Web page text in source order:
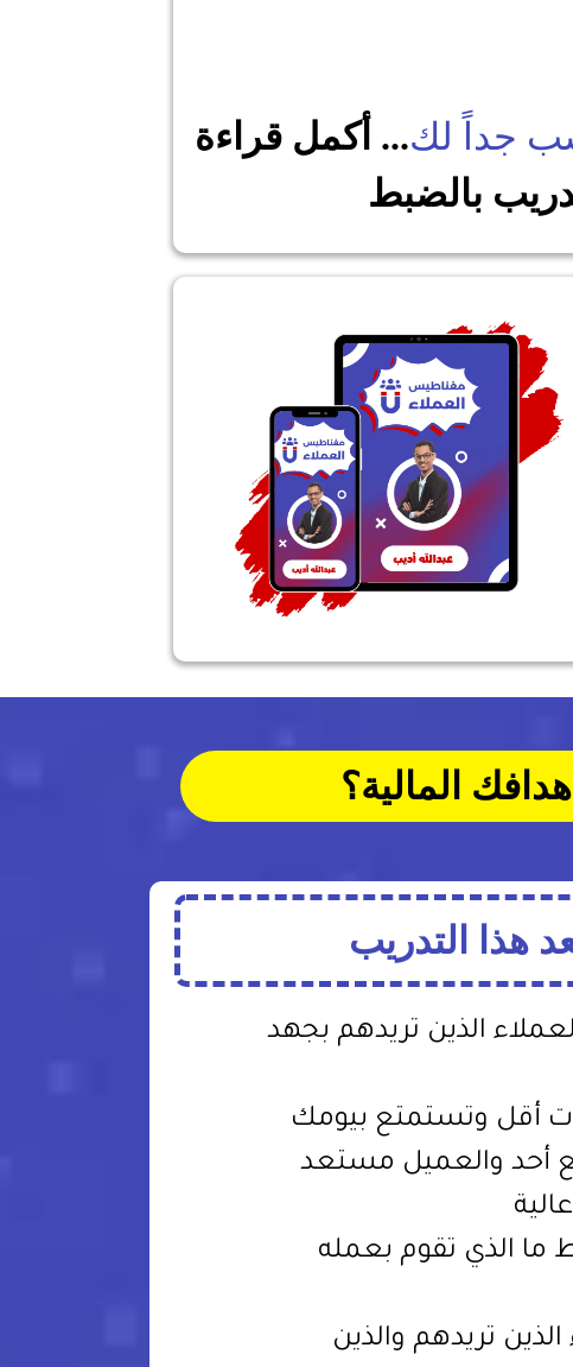
جداً لك... أكمل قراءة
بالضبط
المالية؟
هذا التدريب
الذين تريدهم بجهد
أقل وتستمتع بيومك
أحد والعميل مستعد
ما الذي تقوم بعمله
الذين تريدهم والذين